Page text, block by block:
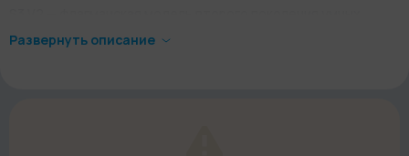
весов Picooc. Теперь держать себя в форме и следить за
здоровьем гораздо проще! Все — благодаря повышенной
Развернуть описание